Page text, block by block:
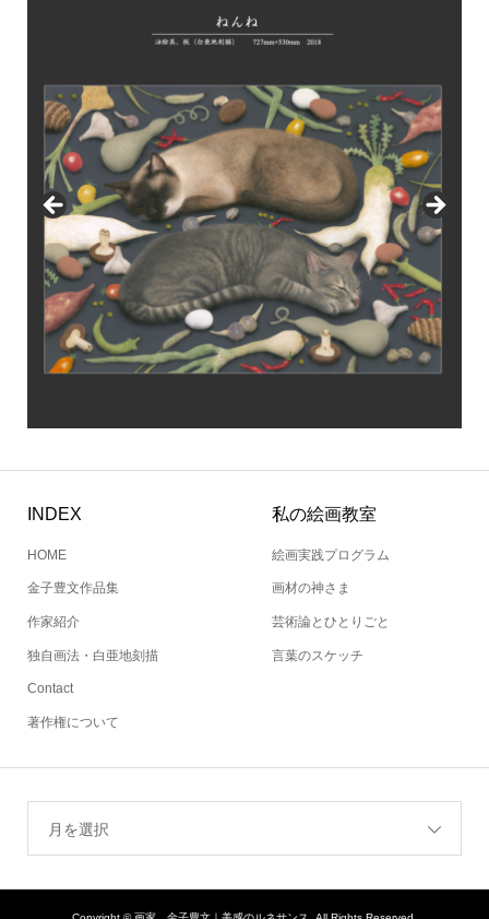
INDEX
HOME
金子豊文作品集
作家紹介
独自画法・白亜地刻描
Contact
著作権について
私の絵画教室
絵画実践プログラム
画材の神さま
芸術論とひとりごと
言葉のスケッチ
月を選択